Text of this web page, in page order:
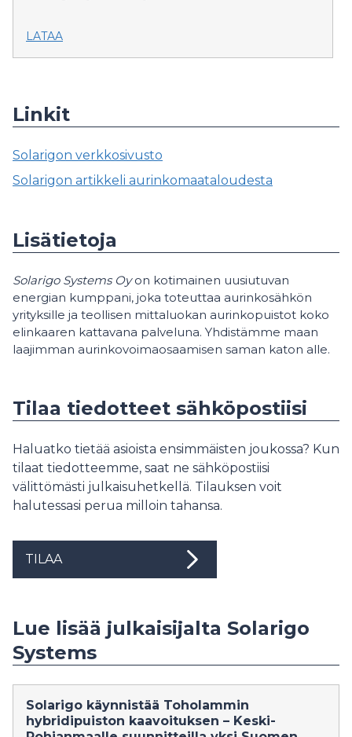
LATAA
Linkit
Solarigon verkkosivusto
Solarigon artikkeli aurinkomaataloudesta
Lisätietoja
Solarigo Systems Oyon kotimainen uusiutuvan
energian kumppani, joka toteuttaa aurinkosähkön
yrityksille ja teollisen mittaluokan aurinkopuistot koko
elinkaaren kattavana palveluna. Yhdistämme maan
laajimman aurinkovoimaosaamisen saman katon alle.
Tilaa tiedotteet sähköpostiisi
Haluatko tietää asioista ensimmäisten joukossa? Kun
tilaat tiedotteemme, saat ne sähköpostiisi
välittömästi julkaisuhetkellä. Tilauksen voit
halutessasi perua milloin tahansa.
TILAA
Lue lisää julkaisijalta Solarigo
Systems
Solarigo käynnistää Toholammin
hybridipuiston kaavoituksen – Keski-